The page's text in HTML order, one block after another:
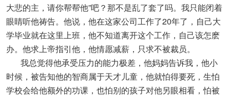
大悲的主，请你帮帮他”吧？那不是乱了套了吗。我只能闭着
眼睛听他祷告。他说，他在这家公司工作了20年了，自己大
学毕业就在这里上班，他不知道离开这个工作，自己该怎麽
办。他求上帝指引他，他情愿减薪，只求不被裁员。
我总觉得他承受压力的能力极差，他妈妈告诉我，他小
时候，被告知他的智商属于天才儿童，他就怕得要死，生怕
学校会给他额外的功课，也怕别的孩子对他另眼相看，怕被